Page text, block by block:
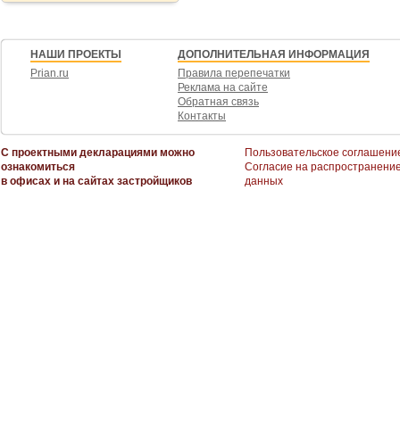
НАШИ ПРОЕКТЫ
Prian.ru
ДОПОЛНИТЕЛЬНАЯ ИНФОРМАЦИЯ
Правила перепечатки
Реклама на сайте
Обратная связь
Контакты
С проектными декларациями можно
ознакомиться
в офисах и на сайтах застройщиков
Пользовательское
Согласие на
данных